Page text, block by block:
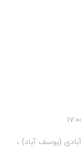
(یوسف آباد) ،